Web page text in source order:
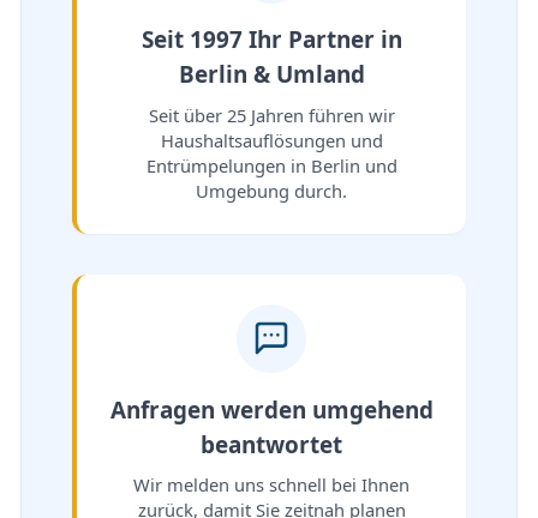
Seit 1997 Ihr Partner in
Berlin & Umland
Seit über 25 Jahren führen wir
Haushaltsauflösungen und
Entrümpelungen in Berlin und
Umgebung durch.
Anfragen werden umgehend
beantwortet
Wir melden uns schnell bei Ihnen
zurück, damit Sie zeitnah planen